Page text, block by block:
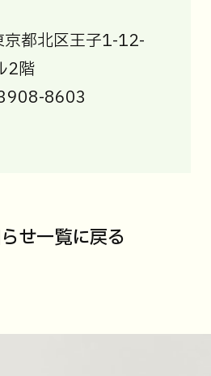
都北区王子1-12-
2階
8603
せ一覧に戻る